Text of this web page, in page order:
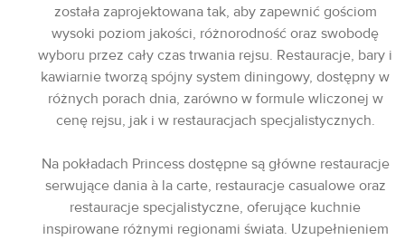
została zaprojektowana tak, aby zapewnić gościom
wysoki poziom jakości, różnorodność oraz swobodę
wyboru przez cały czas trwania rejsu. Restauracje, bary i
kawiarnie tworzą spójny system diningowy, dostępny w
różnych porach dnia, zarówno w formule wliczonej w
cenę rejsu, jak i w restauracjach specjalistycznych.
Na pokładach Princess dostępne są główne restauracje
serwujące dania à la carte, restauracje casualowe oraz
restauracje specjalistyczne, oferujące kuchnie
inspirowane różnymi regionami świata. Uzupełnieniem